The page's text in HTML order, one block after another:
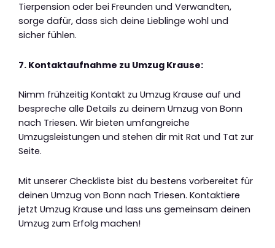
Tierpension oder bei Freunden und Verwandten,
sorge dafür, dass sich deine Lieblinge wohl und
sicher fühlen.
7. Kontaktaufnahme zu Umzug Krause:
Nimm frühzeitig Kontakt zu Umzug Krause auf und
bespreche alle Details zu deinem Umzug von Bonn
nach Triesen. Wir bieten umfangreiche
Umzugsleistungen und stehen dir mit Rat und Tat zur
Seite.
Mit unserer Checkliste bist du bestens vorbereitet für
deinen Umzug von Bonn nach Triesen. Kontaktiere
jetzt Umzug Krause und lass uns gemeinsam deinen
Umzug zum Erfolg machen!